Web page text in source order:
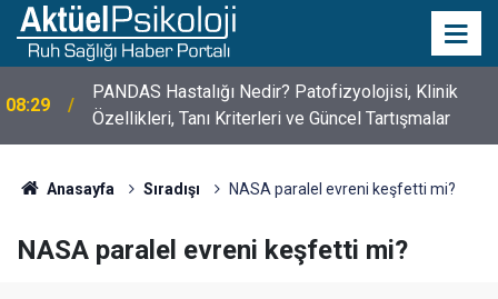
10:30
10 Mayıs Psikologlar Günü Nasıl Ortaya Çıktı? 10
Mayıs Tarihinin Hikayesi
Anasayfa Sıradışı NASA paralel evreni keşfetti mi?
NASA paralel evreni keşfetti mi?